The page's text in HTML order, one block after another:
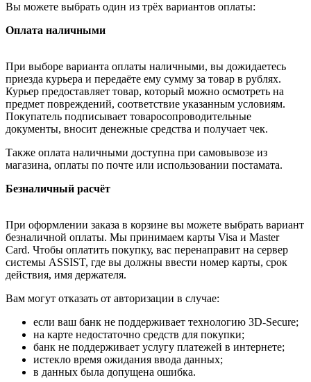
Вы можете выбрать один из трёх вариантов оплаты:
Оплата наличными
При выборе варианта оплаты наличными, вы дожидаетесь
приезда курьера и передаёте ему сумму за товар в рублях.
Курьер предоставляет товар, который можно осмотреть на
предмет повреждений, соответствие указанным условиям.
Покупатель подписывает товаросопроводительные
документы, вносит денежные средства и получает чек.
Также оплата наличными доступна при самовывозе из
магазина, оплаты по почте или использовании постамата.
Безналичный расчёт
При оформлении заказа в корзине вы можете выбрать вариант
безналичной оплаты. Мы принимаем карты Visa и Master
Card. Чтобы оплатить покупку, вас перенаправит на сервер
системы ASSIST, где вы должны ввести номер карты, срок
действия, имя держателя.
Вам могут отказать от авторизации в случае:
если ваш банк не поддерживает технологию 3D-Secure;
на карте недостаточно средств для покупки;
банк не поддерживает услугу платежей в интернете;
истекло время ожидания ввода данных;
в данных была допущена ошибка.